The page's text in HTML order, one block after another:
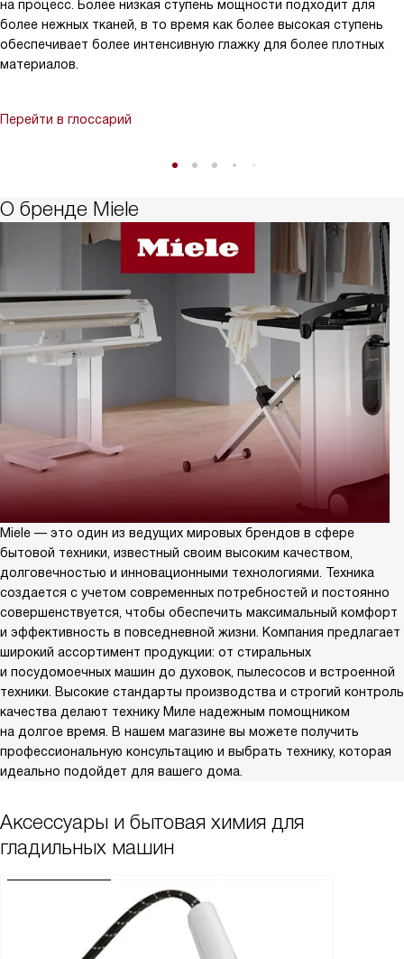
на процесс. Более низкая ступень мощности подходит для
более нежных тканей, в то время как более высокая ступень
обеспечивает более интенсивную глажку для более плотных
материалов.
Перейти в глоссарий
О бренде Miele
Miele — это один из ведущих мировых брендов в сфере
бытовой техники, известный своим высоким качеством,
долговечностью и инновационными технологиями. Техника
создается с учетом современных потребностей и постоянно
совершенствуется, чтобы обеспечить максимальный комфорт
и эффективность в повседневной жизни. Компания предлагает
широкий ассортимент продукции: от стиральных
и посудомоечных машин до духовок, пылесосов и встроенной
техники. Высокие стандарты производства и строгий контроль
качества делают технику Миле надежным помощником
на долгое время. В нашем магазине вы можете получить
профессиональную консультацию и выбрать технику, которая
идеально подойдет для вашего дома.
Аксессуары и бытовая химия для
гладильных машин